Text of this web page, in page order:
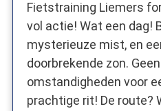
Fietstraining Liemers
vol actie! Wat een dag!
mysterieuze mist, en
doorbrekende zon.
omstandigheden voor
prachtige rit! De route?